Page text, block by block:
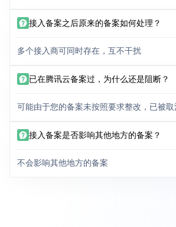
接入备案之后原来的备案如何处理？
多个接入商可同时存在，互不干扰
已在腾讯云备案过，为什么还是阻断？
可能由于您的备案未按照要求整改，已被取
接入备案是否影响其他地方的备案？
不会影响其他地方的备案